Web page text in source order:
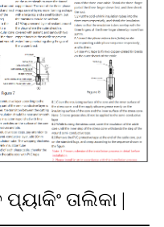
ତାଲିକା |